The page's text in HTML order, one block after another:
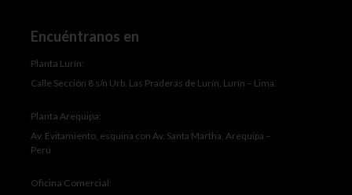
Encuéntranos en
Planta Lurín:
Calle Sección 8 s/n Urb. Las Praderas de Lurín, Lurín – Lima.
Planta Arequipa:
Av. Evitamiento, esquina con Av. Santa Martha, Arequipa –
Perú
Oficina Comercial: